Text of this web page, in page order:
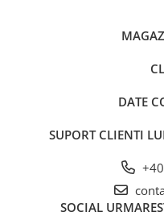
DATE
SUPORT CLIENTI
SOCIAL